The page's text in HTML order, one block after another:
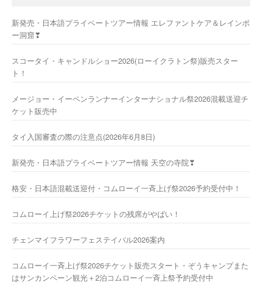
新発売・日本語プライベートツアー情報 エレファントケア＆レインボ
ー洞窟❣
スコータイ・キャンドルショー2026(ローイクラトン祭)販売スター
ト！
メージョー・イーペンランナーインターナショナル祭2026混載送迎チ
ケット販売中
タイ入国審査の際の注意点(2026年6月8日)
新発売・日本語プライベートツアー情報 天空の寺院❣
格安・日本語混載送迎付・コムローイ一斉上げ祭2026予約受付中！
コムローイ上げ祭2026チケットの残席がやばい！
チェンマイフラワーフェステイバル2026案内
コムローイ一斉上げ祭2026チケット販売スタート・ぞうキャンプまた
はサンカンペーン観光＋2泊コムローイ一斉上祭予約受付中